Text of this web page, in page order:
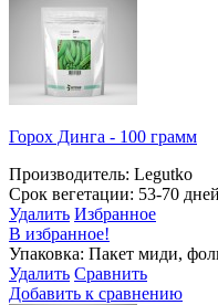
Горох Динга - 100 грамм
Производитель: Legutko
Срок вегетации: 53-70 дней
Удалить Избранное
В избранное!
Упаковка: Пакет миди,
Удалить Сравнить
Добавить к сравнению